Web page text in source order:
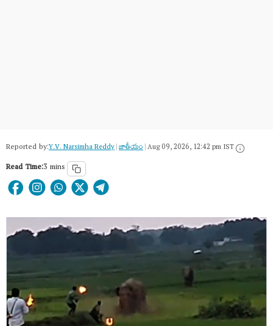
Reported by:Y.V. Narsimha Reddy|జాతీయం|Aug 09, 2026, 12:42 pm IST
Read Time:3 mins